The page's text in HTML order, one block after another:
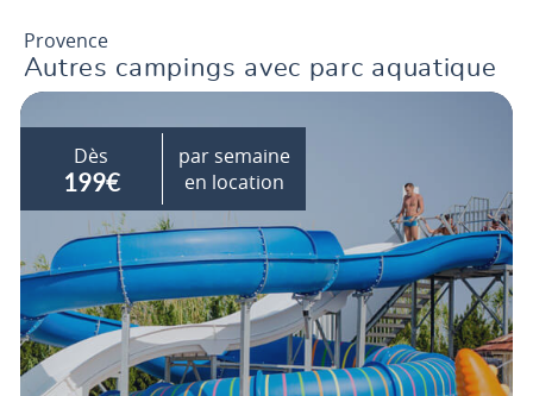
Provence
Autres campings avec parc aquatique
Dès
199€
par semaine
en location